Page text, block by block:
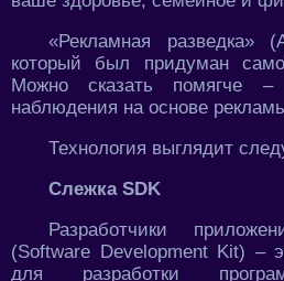
«Рекламная разведка»
который был придуман
Можно сказать помягче –
наблюдения на основе
Технология выглядит
Слежка SDK
Разработчики
(Software Development Kit) –
для разработки